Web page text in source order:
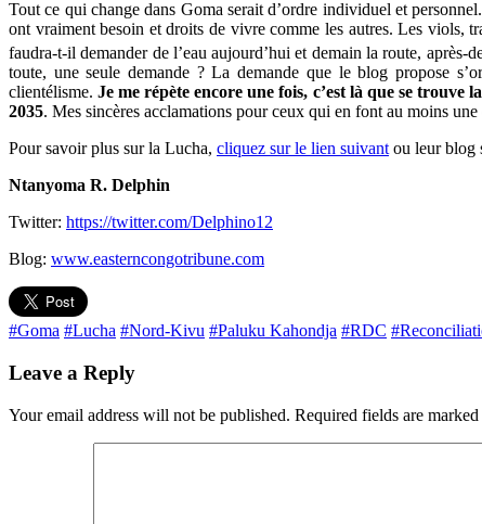
Tout ce qui change dans Goma serait d’ordre individuel et
ont vraiment besoin et droits de vivre comme les autres. Les viols,
faudra-t-il demander de l’eau aujourd’hui et demain la route, après-
toute, une seule demande ? La demande que le blog propose
clientélisme.Je me répète encore une fois, c’est là que se
2035. Mes sincères acclamations pour ceux qui en font au moins
Pour savoir plus sur la Lucha, cliquez sur le lien suivant ou leur blog
Ntanyoma R. Delphin
Twitter: https://twitter.com/Delphino12
Blog: www.easterncongotribune.com
#Goma #Lucha #Nord-Kivu #Paluku Kahondja #RDC
Leave a Reply
Your email address will not be published. Required fields are marked